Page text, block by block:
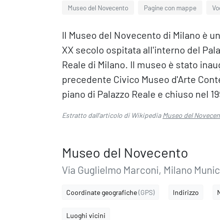
Museo del Novecento Pagine con mappe
Il Museo del Novecento di Milano è
XX secolo ospitata all'interno del
Reale di Milano. Il museo è stato
precedente Civico Museo d'Arte
piano di Palazzo Reale e chiuso nel
Estratto dall'articolo di WikipediaMuseo del
Museo del Novecento
Via Guglielmo Marconi, Milano
Coordinate geografiche(GPS) Indirizzo
Luoghi vicini